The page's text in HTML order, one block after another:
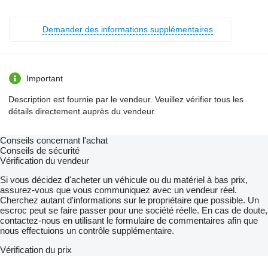
Demander des informations supplémentaires
Important
Description est fournie par le vendeur. Veuillez vérifier tous les
détails directement auprès du vendeur.
Conseils concernant l'achat
Conseils de sécurité
Vérification du vendeur
Si vous décidez d'acheter un véhicule ou du matériel à bas prix,
assurez-vous que vous communiquez avec un vendeur réel.
Cherchez autant d'informations sur le propriétaire que possible. Un
escroc peut se faire passer pour une société réelle. En cas de doute,
contactez-nous en utilisant le formulaire de commentaires afin que
nous effectuions un contrôle supplémentaire.
Vérification du prix